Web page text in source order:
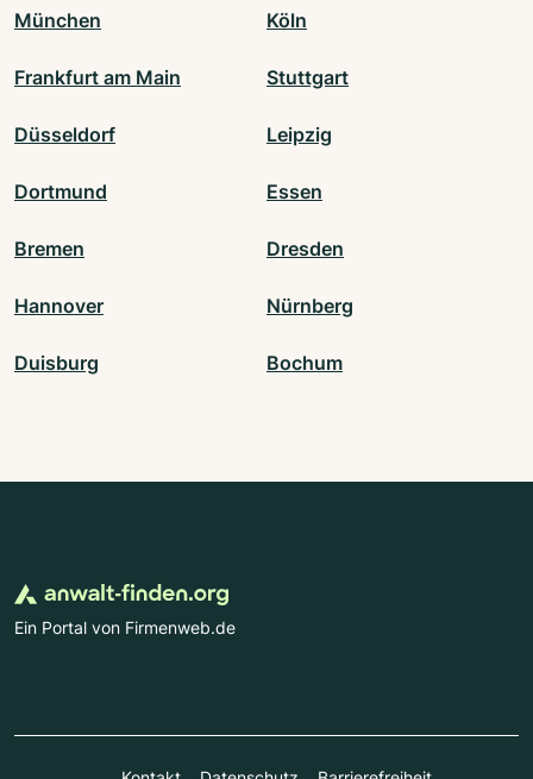
München Köln
Frankfurt am Main Stuttgart
Düsseldorf Leipzig
Dortmund Essen
Bremen Dresden
Hannover Nürnberg
Duisburg Bochum
Ein Portal von Firmenweb.de